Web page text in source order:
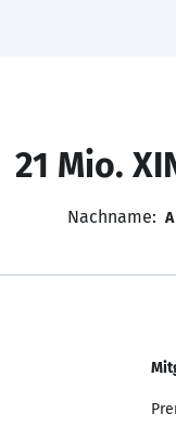
21 Mio.
Nachname: A